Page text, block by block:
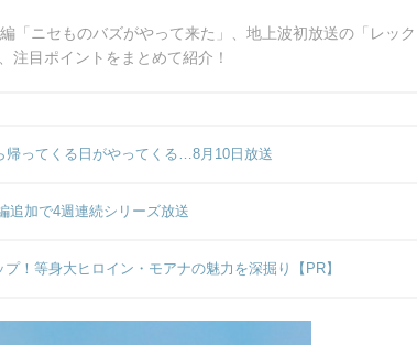
「ニセものバズがやって来た」、地上波初放送の「レック
注目ポイントをまとめて紹介！
ってくる日がやってくる…8月10日放送
追加で4週連続シリーズ放送
！等身大ヒロイン・モアナの魅力を深掘り【PR】